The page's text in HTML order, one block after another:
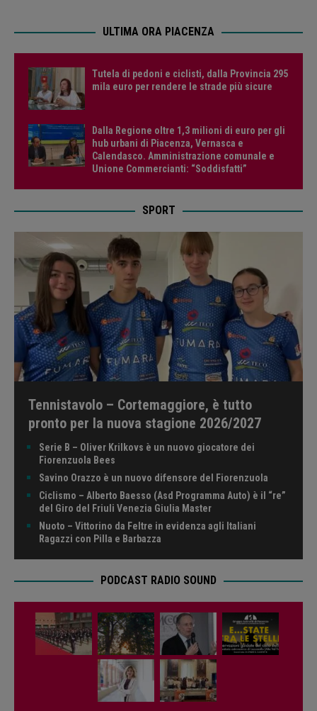
ULTIMA ORA PIACENZA
Tutela di pedoni e ciclisti, dalla Provincia 295
mila euro per rendere le strade più sicure
Dalla Regione oltre 1,3 milioni di euro per gli
hub urbani di Piacenza, Vernasca e
Calendasco. Amministrazione comunale e
Unione Commercianti: “Soddisfatti”
SPORT
Tennistavolo – Cortemaggiore, è tutto
pronto per la nuova stagione 2026/2027
Serie B – Oliver Krilkovs è un nuovo giocatore dei
Fiorenzuola Bees
Savino Orazzo è un nuovo difensore del Fiorenzuola
Ciclismo – Alberto Baesso (Asd Programma Auto) è il “re”
del Giro del Friuli Venezia Giulia Master
Nuoto – Vittorino da Feltre in evidenza agli Italiani
Ragazzi con Pilla e Barbazza
PODCAST RADIO SOUND